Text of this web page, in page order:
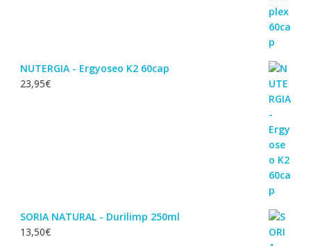
NUTERGIA - Ergyoseo K2 60cap
23,95€
SORIA NATURAL - Durilimp 250ml
13,50€